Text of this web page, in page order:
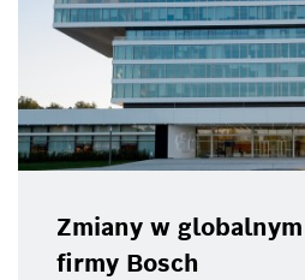
Zmiany w
firmy Bosch